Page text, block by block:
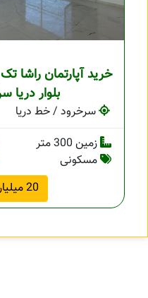
خرید آپارتمان راشا
بلوار دریا
سرخرود / خط دریا
زمین 300 متر
مسکونی
20 میلیارد